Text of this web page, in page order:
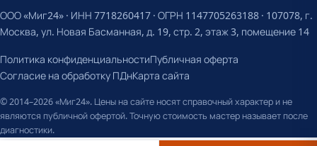
ООО «Миг24» · ИНН 7718260417 · ОГРН 1147705263188 · 107078, г.
Москва, ул. Новая Басманная, д. 19, стр. 2, этаж 3, помещение 14
Политика конфиденциальностиПубличная оферта
Согласие на обработку ПДнКарта сайта
© 2014–2026 «Миг24». Цены на сайте носят справочный характер и не
являются публичной офертой. Точную стоимость мастер называет после
диагностики.